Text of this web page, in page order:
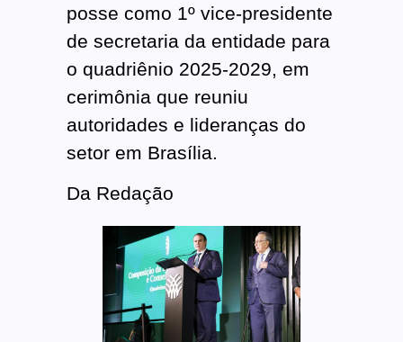
posse como 1º vice-presidente
de secretaria da entidade para
o quadriênio 2025-2029, em
cerimônia que reuniu
autoridades e lideranças do
setor em Brasília.
Da Redação